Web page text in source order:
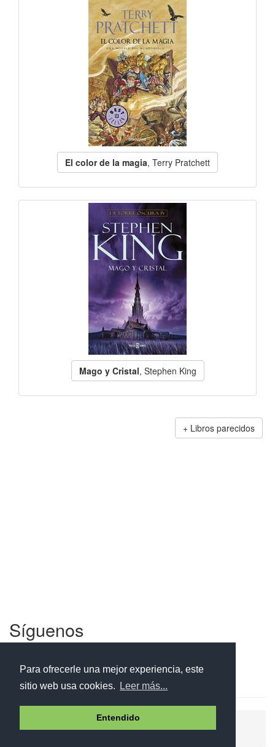
Para ofrecerle una mejor experiencia, este
sitio web usa cookies.
Leer más...
Entendido
El color de la magia, Terry Pratchett
Mago y Cristal, Stephen King
Libros parecidos
Síguenos
Aviso legal